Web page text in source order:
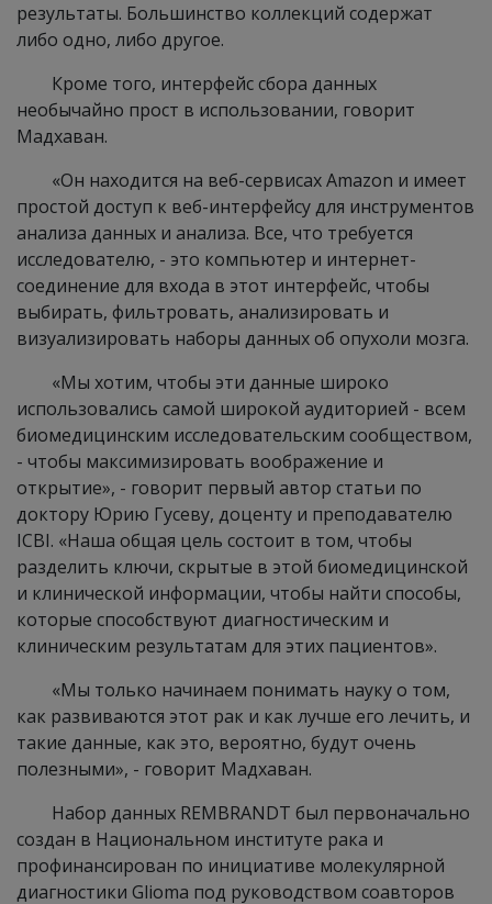
результаты. Большинство коллекций содержат
либо одно, либо другое.
Кроме того, интерфейс сбора данных
необычайно прост в использовании, говорит
Мадхаван.
«Он находится на веб-сервисах Amazon и имеет
простой доступ к веб-интерфейсу для инструментов
анализа данных и анализа. Все, что требуется
исследователю, - это компьютер и интернет-
соединение для входа в этот интерфейс, чтобы
выбирать, фильтровать, анализировать и
визуализировать наборы данных об опухоли мозга.
«Мы хотим, чтобы эти данные широко
использовались самой широкой аудиторией - всем
биомедицинским исследовательским сообществом,
- чтобы максимизировать воображение и
открытие», - говорит первый автор статьи по
доктору Юрию Гусеву, доценту и преподавателю
ICBI. «Наша общая цель состоит в том, чтобы
разделить ключи, скрытые в этой биомедицинской
и клинической информации, чтобы найти способы,
которые способствуют диагностическим и
клиническим результатам для этих пациентов».
«Мы только начинаем понимать науку о том,
как развиваются этот рак и как лучше его лечить, и
такие данные, как это, вероятно, будут очень
полезными», - говорит Мадхаван.
Набор данных REMBRANDT был первоначально
создан в Национальном институте рака и
профинансирован по инициативе молекулярной
диагностики Glioma под руководством соавторов